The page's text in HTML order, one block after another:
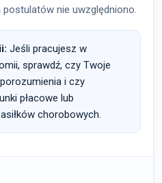
nie uwzględniono.
Jeśli pracujesz w
sprawdź, czy Twoje
i czy
płacowe lub
chorobowych.